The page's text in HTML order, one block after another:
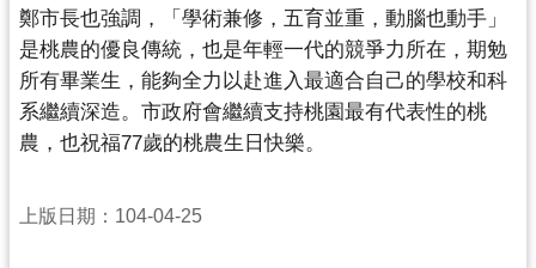
市
政
信
箱
常
問
鄭市長也強調，「學術兼修，五育並重，動腦也動手」
是桃農的優良傳統，也是年輕一代的競爭力所在，期勉
所有畢業生， 能夠全力以赴進入最適合自己的學校和科
系繼續深造。 市政府會繼續支持桃園最有代表性的桃
農， 也祝福77歲的桃農生日快樂。
上版日期：104-04-25